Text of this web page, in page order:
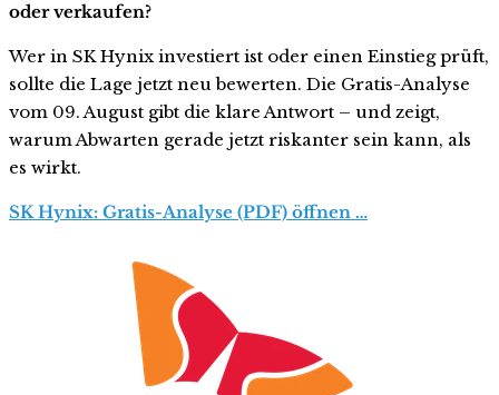
oder verkaufen?
Wer in SK Hynix investiert ist oder einen Einstieg prüft,
sollte die Lage jetzt neu bewerten. Die Gratis-Analyse
vom 09. August gibt die klare Antwort – und zeigt,
warum Abwarten gerade jetzt riskanter sein kann, als
es wirkt.
SK Hynix: Gratis-Analyse (PDF) öffnen …